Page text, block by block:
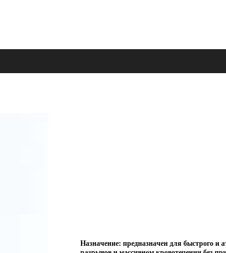
Назначение: предназначен для быстрого и